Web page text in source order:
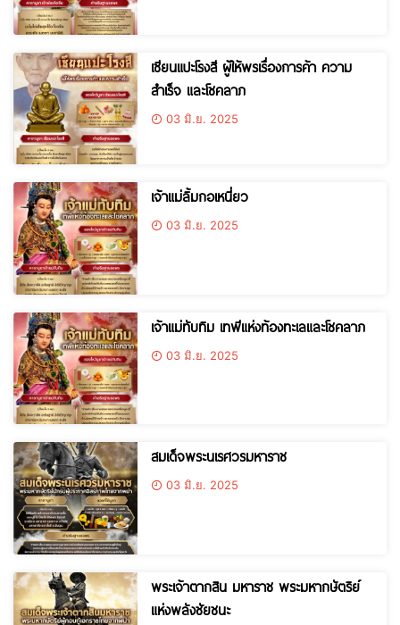
เซียนแปะโรงสี ผู้ให้พรเรื่องการค้า ความ
สำเร็จ และโชคลาภ
03 มิ.ย. 2025
เจ้าแม่ลิ้มกอเหนี่ยว
03 มิ.ย. 2025
เจ้าแม่ทับทิม เทพีแห่งท้องทะเลและโชคลาภ
03 มิ.ย. 2025
สมเด็จพระนเรศวรมหาราช
03 มิ.ย. 2025
พระเจ้าตากสิน มหาราช พระมหากษัตริย์
แห่งพลังชัยชนะ